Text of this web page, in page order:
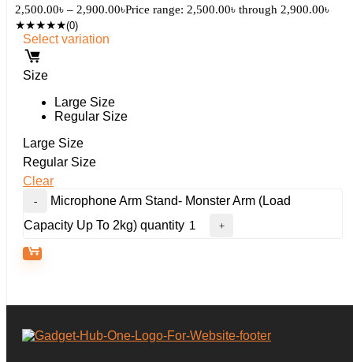
2,500.00৳ – 2,900.00৳Price range: 2,500.00৳ through 2,900.00৳
★★★★★(0)
Select variation
Size
Large Size
Regular Size
Large Size
Regular Size
Clear
Microphone Arm Stand- Monster Arm (Load
Capacity Up To 2kg) quantity